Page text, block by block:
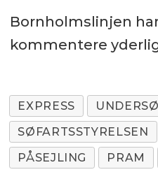
Bornholmslinjen
kommentere
EXPRESS
SØFARTSSTYRELSEN
PÅSEJLING
PRAM